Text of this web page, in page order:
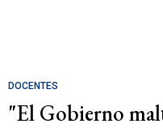
DOCENTES
"El Gobierno